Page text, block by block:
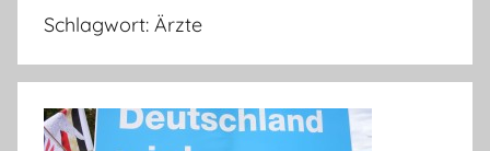
Schlagwort: Ärzte